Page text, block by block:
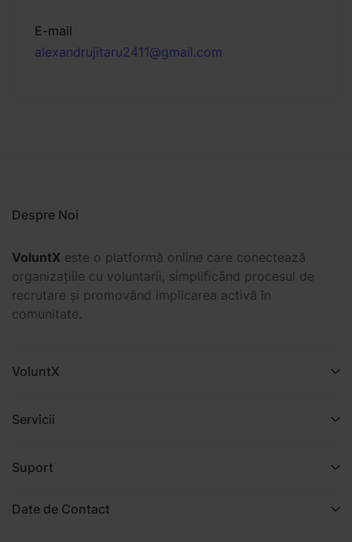
E-mail
alexandrujitaru2411@gmail.com
Despre Noi
VoluntX este o platformă online care conectează
organizațiile cu voluntarii, simplificând procesul de
recrutare și promovând implicarea activă în
comunitate.
VoluntX
Servicii
Suport
Date de Contact